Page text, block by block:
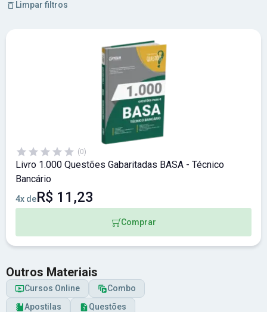
Limpar filtros
(0)
Livro 1.000 Questões Gabaritadas BASA - Técnico
Bancário
4x deR$ 11,23
Comprar
Outros Materiais
Cursos Online
Combo
Apostilas
Questões